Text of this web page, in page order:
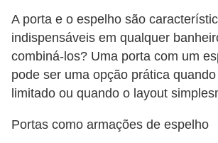
A porta e o espelho são
indispensáveis ​​em qualquer
combiná-los? Uma porta com um
pode ser uma opção prática
limitado ou quando o layout
Portas como armações de espelho